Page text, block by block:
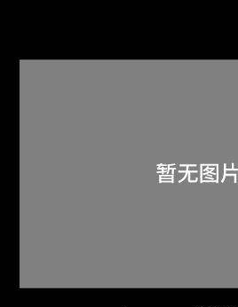
关于M+藏品